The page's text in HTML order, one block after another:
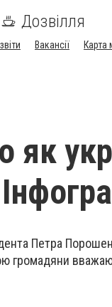
Дозвілля
Вакансії Карта
як
Петра
громадяни